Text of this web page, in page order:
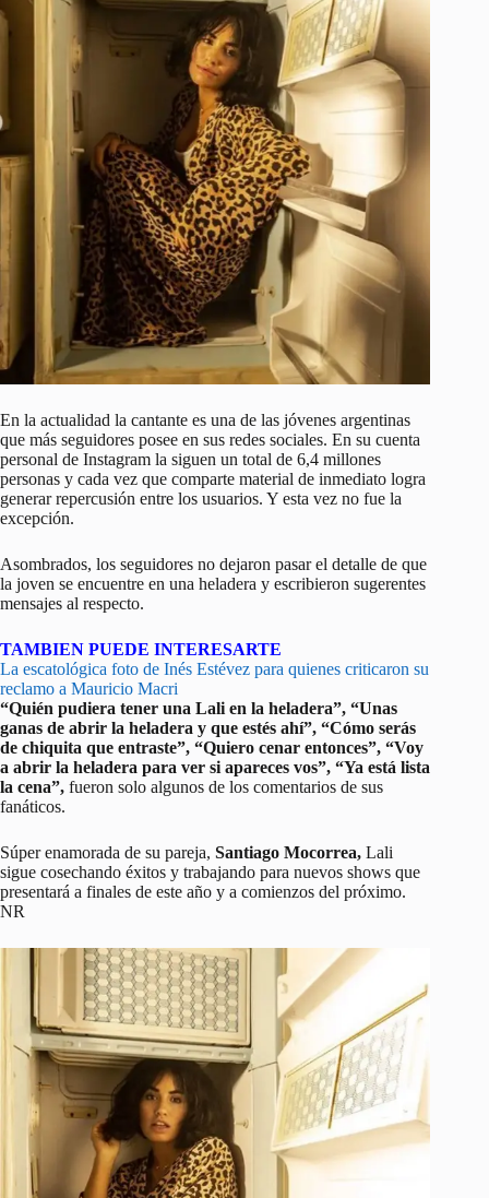
En la actualidad la cantante es una de las jóvenes argentinas
que más seguidores posee en sus redes sociales. En su cuenta
personal de Instagram la siguen un total de 6,4 millones
personas y cada vez que comparte material de inmediato logra
generar repercusión entre los usuarios. Y esta vez no fue la
excepción.
Asombrados, los seguidores no dejaron pasar el detalle de que
la joven se encuentre en una heladera y escribieron sugerentes
mensajes al respecto.
TAMBIEN PUEDE INTERESARTE
La escatológica foto de Inés Estévez para quienes criticaron su
reclamo a Mauricio Macri
“Quién pudiera tener una Lali en la heladera”, “Unas
ganas de abrir la heladera y que estés ahí”, “Cómo serás
de chiquita que entraste”, “Quiero cenar entonces”, “Voy
a abrir la heladera para ver si apareces vos”, “Ya está lista
la cena”, fueron solo algunos de los comentarios de sus
fanáticos.
Súper enamorada de su pareja, Santiago Mocorrea, Lali
sigue cosechando éxitos y trabajando para nuevos shows que
presentará a finales de este año y a comienzos del próximo.
NR